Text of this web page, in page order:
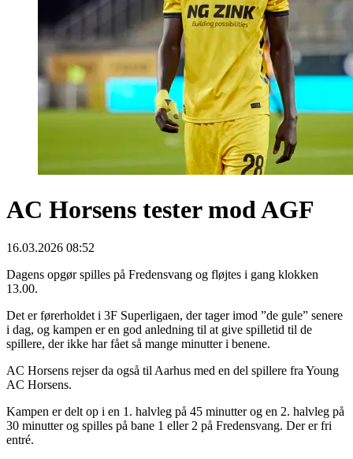
AC Horsens tester mod AGF
16.03.2026 08:52
Dagens opgør spilles på Fredensvang og fløjtes i gang klokken
13.00.
Det er førerholdet i 3F Superligaen, der tager imod ”de gule” senere
i dag, og kampen er en god anledning til at give spilletid til de
spillere, der ikke har fået så mange minutter i benene.
AC Horsens rejser da også til Aarhus med en del spillere fra Young
AC Horsens.
Kampen er delt op i en 1. halvleg på 45 minutter og en 2. halvleg på
30 minutter og spilles på bane 1 eller 2 på Fredensvang. Der er fri
entré.